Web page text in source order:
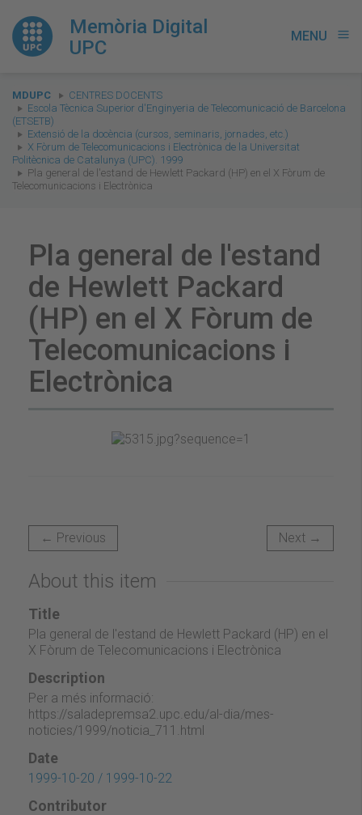
Memòria Digital
UPC
MENU menu
You
are
here:
MDUPC
CENTRES DOCENTS
Escola Tècnica Superior d'Enginyeria de Telecomunicació de Barcelona
(ETSETB)
Extensió de la docència (cursos, seminaris, jornades, etc.)
X Fòrum de Telecomunicacions i Electrònica de la Universitat
Politècnica de Catalunya (UPC). 1999
Pla general de l'estand de Hewlett Packard (HP) en el X Fòrum de
Telecomunicacions i Electrònica
Pla general de l'estand
de Hewlett Packard
(HP) en el X Fòrum de
Telecomunicacions i
Electrònica
← Previous Next →
About this item
Title
Pla general de l'estand de Hewlett Packard (HP) en el
X Fòrum de Telecomunicacions i Electrònica
Description
Per a més informació:
https://saladepremsa2.upc.edu/al-dia/mes-
noticies/1999/noticia_711.html
Date
1999-10-20 / 1999-10-22
Contributor